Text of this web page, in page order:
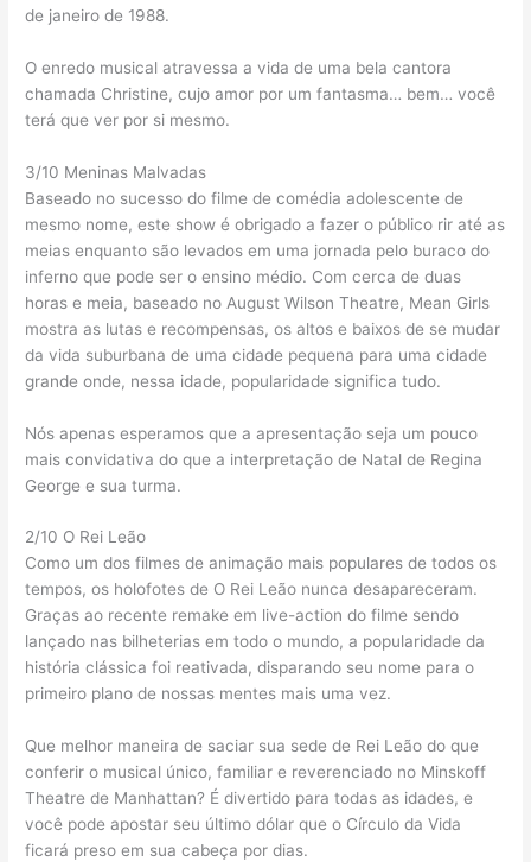
de janeiro de 1988.
O enredo musical atravessa a vida de uma bela cantora
chamada Christine, cujo amor por um fantasma… bem… você
terá que ver por si mesmo.
3/10 Meninas Malvadas
Baseado no sucesso do filme de comédia adolescente de
mesmo nome, este show é obrigado a fazer o público rir até as
meias enquanto são levados em uma jornada pelo buraco do
inferno que pode ser o ensino médio. Com cerca de duas
horas e meia, baseado no August Wilson Theatre, Mean Girls
mostra as lutas e recompensas, os altos e baixos de se mudar
da vida suburbana de uma cidade pequena para uma cidade
grande onde, nessa idade, popularidade significa tudo.
Nós apenas esperamos que a apresentação seja um pouco
mais convidativa do que a interpretação de Natal de Regina
George e sua turma.
2/10 O Rei Leão
Como um dos filmes de animação mais populares de todos os
tempos, os holofotes de O Rei Leão nunca desapareceram.
Graças ao recente remake em live-action do filme sendo
lançado nas bilheterias em todo o mundo, a popularidade da
história clássica foi reativada, disparando seu nome para o
primeiro plano de nossas mentes mais uma vez.
Que melhor maneira de saciar sua sede de Rei Leão do que
conferir o musical único, familiar e reverenciado no Minskoff
Theatre de Manhattan? É divertido para todas as idades, e
você pode apostar seu último dólar que o Círculo da Vida
ficará preso em sua cabeça por dias.